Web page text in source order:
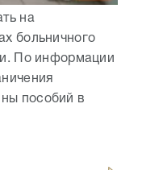
на
больничного
По информации
пособий в